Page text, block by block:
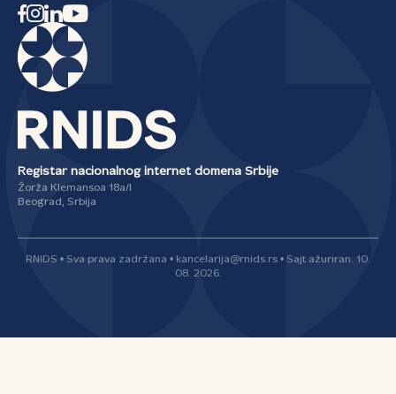
Registar nacionalnog internet domena Srbije
Žorža Klemansoa 18a/I
Beograd, Srbija
RNIDS • Sva prava zadržana • kancelarija@rnids.rs • Sajt ažuriran: 10.
08. 2026.